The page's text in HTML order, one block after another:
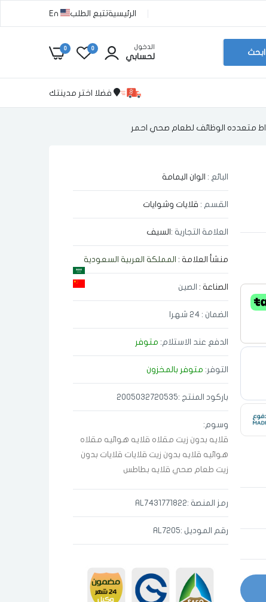
الرئيسيةتتبع الطلب En
ابحث
الدخول
لحسابي
0
0
فضلا اختر مدينتك
البائع : الوان اليمامة
القسم : قلايات وشوايات
العلامة التجارية : السيف
منشأ العلامة : المملكة العربية السعودية
الصناعة : الصين
الضمان : 24 شهرا
الدفع عند الاستلام: متوفر
التوفر: متوفر بالمخزون
باركود المنتج :2005032720535
وسوم:
قلايه بدون زيت مقلاه قلايه هوائيه مقلاه
هوائيه قلايه بدون زيت قلايات قلايات بدون
زيت طعام صحي قلايه بطاطس
رمز المنصة :AL7431771822
رقم الموديل :AL7205